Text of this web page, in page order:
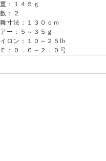
：１４５ｇ
：２
寸法：１３０ｃｍ
ー：５～３５ｇ
ロン：１０～２５lb
Ｅ：０．６～２．０号